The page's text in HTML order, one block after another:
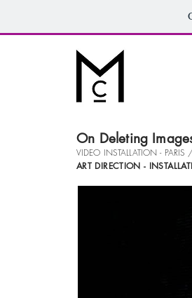
On Deleting
VIDEO INSTALLATION -
ART DIRECTION -